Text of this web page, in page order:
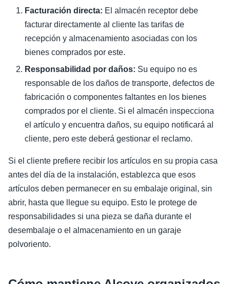
Facturación directa: El almacén receptor debe
facturar directamente al cliente las tarifas de
recepción y almacenamiento asociadas con los
bienes comprados por este.
Responsabilidad por daños: Su equipo no es
responsable de los daños de transporte, defectos de
fabricación o componentes faltantes en los bienes
comprados por el cliente. Si el almacén inspecciona
el artículo y encuentra daños, su equipo notificará al
cliente, pero este deberá gestionar el reclamo.
Si el cliente prefiere recibir los artículos en su propia casa
antes del día de la instalación, establezca que esos
artículos deben permanecer en su embalaje original, sin
abrir, hasta que llegue su equipo. Esto le protege de
responsabilidades si una pieza se daña durante el
desembalaje o el almacenamiento en un garaje
polvoriento.